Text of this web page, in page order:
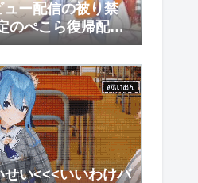
ー配信の被り禁
のぺこら復帰配信
い件【兎田ぺこ
い<<<いいわけバ